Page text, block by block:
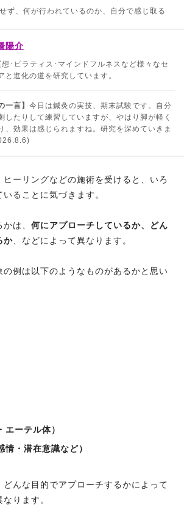
ず、何が行われているのか、自分で感じ取る
陽介
想･ピラティス･マインドフルネスなど様々なセ
と進化の道を研究しています。
一言】 今日は鍼灸の実技、期末試験です。自分
したりして練習していますが、やはり脚が軽く
、効果は感じられますね。研究を深めていきま
ーリングなどの施術を受けると、いろ
ることに気づきます。
は、 何にアプローチしているか、どん
か 、などによって異なります。
の例は以下のようなものがあるかと思い
エーテル体）
情・潜在意識など）
どんな目的でアプローチするかによって
ります。